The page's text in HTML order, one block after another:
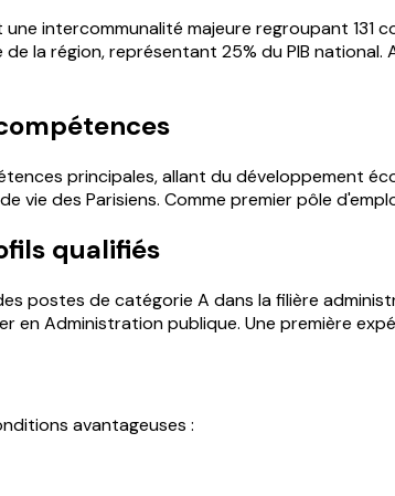
intercommunalité majeure regroupant
la région, représentant 25% du PIB
principales, allant du développement
vie des Parisiens. Comme premier pôle
qualifiés
postes de catégorie A dans la filière
en Administration publique. Une première
avantageuses :